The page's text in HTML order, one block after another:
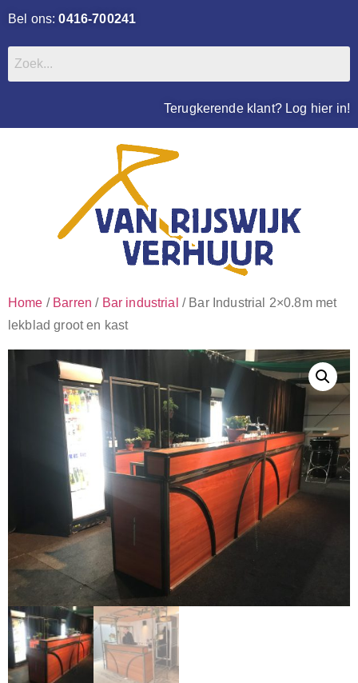
Bel ons:0416-700241
Terugkerende klant? Log hier in!
Home / Barren / Bar industrial / Bar Industrial 2×0.8m met
lekblad groot en kast